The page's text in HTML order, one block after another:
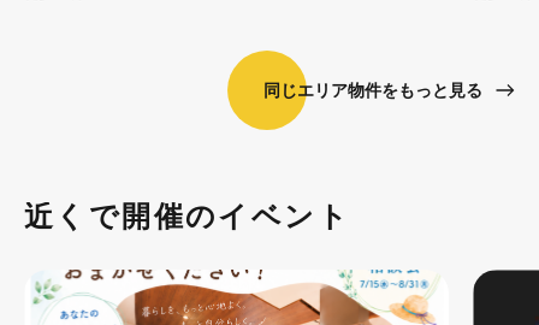
同じエリア物件をもっと見る
近くで開催のイベント